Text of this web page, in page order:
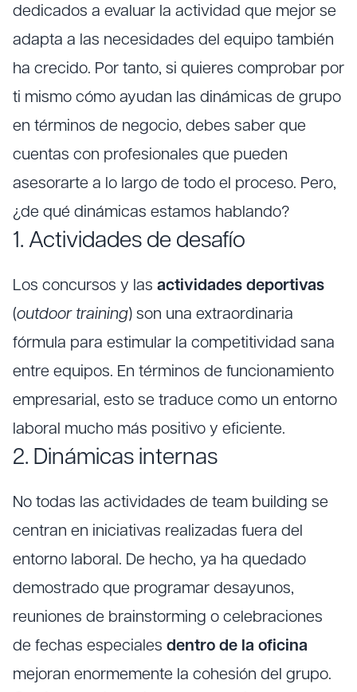
dedicados a evaluar la actividad que mejor se
adapta a las necesidades del equipo también
ha crecido. Por tanto, si quieres comprobar por
ti mismo cómo ayudan las dinámicas de grupo
en términos de negocio, debes saber que
cuentas con profesionales que pueden
asesorarte a lo largo de todo el proceso. Pero,
¿de qué dinámicas estamos hablando?
1. Actividades de desafío
Los concursos y las actividades deportivas
(outdoor training) son una extraordinaria
fórmula para estimular la competitividad sana
entre equipos. En términos de funcionamiento
empresarial, esto se traduce como un entorno
laboral mucho más positivo y eficiente.
2. Dinámicas internas
No todas las actividades de team building se
centran en iniciativas realizadas fuera del
entorno laboral. De hecho, ya ha quedado
demostrado que programar desayunos,
reuniones de brainstorming o celebraciones
de fechas especiales dentro de la oficina
mejoran enormemente la cohesión del grupo.